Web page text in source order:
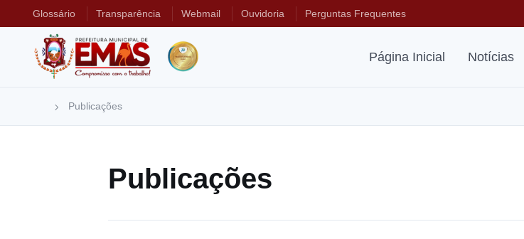
Glossário Transparência Webmail Ouvidoria Perguntas Frequentes
Página Inicial Notícias
Publicações
Publicações